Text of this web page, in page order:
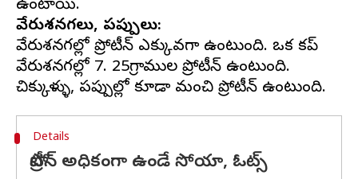
వేరుశనగలు, పప్పులు:
వేరుశనగల్లో ప్రోటీన్ ఎక్కువగా ఉంటుంది. ఒక కప్
వేరుశనగల్లో 7. 25గ్రాముల ప్రోటీన్ ఉంటుంది.
Details
ప్రోటీన్ అధికంగా ఉండే సోయా, ఓట్స్